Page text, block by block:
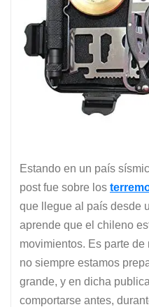
Estando en un país
post fue sobre los
que llegue al país desde
aprende que el chileno
movimientos. Es parte
no siempre estamos
grande, y en dicha
comportarse antes,